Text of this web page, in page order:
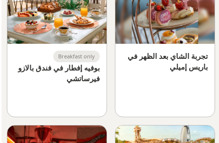
تجربة الشاي بعد الظهر في
باريس إميلي
Breakfast only
بوفيه إفطار في فندق بالازو
فيرساتشي